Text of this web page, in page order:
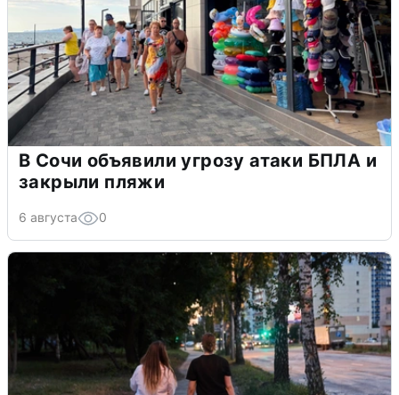
В Сочи объявили угрозу атаки БПЛА и
закрыли пляжи
6 августа 0